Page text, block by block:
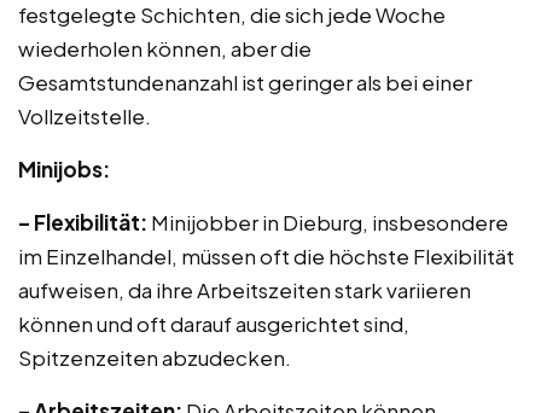
festgelegte Schichten, die sich jede Woche
wiederholen können, aber die
Gesamtstundenanzahl ist geringer als bei einer
Vollzeitstelle.
Minijobs:
– Flexibilität: Minijobber in Dieburg, insbesondere
im Einzelhandel, müssen oft die höchste Flexibilität
aufweisen, da ihre Arbeitszeiten stark variieren
können und oft darauf ausgerichtet sind,
Spitzenzeiten abzudecken.